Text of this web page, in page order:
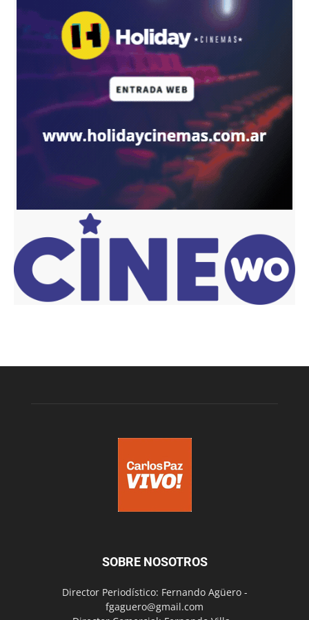
SOBRE NOSOTROS
Director Periodístico: Fernando Agüero -
fgaguero@gmail.com